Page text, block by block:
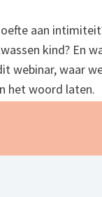
aan
kind? En
webinar, waar
het woord laten.